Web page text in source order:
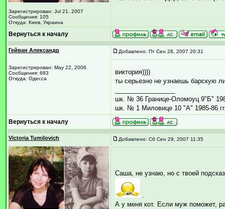
Зарегистрирован: Jul 21, 2007
Сообщения: 105
Откуда: Киев, Украина
Вернуться к началу
Гейван Александр
Зарегистрирован: May 22, 2006
Сообщения: 683
Откуда: Одесса
Добавлено: Пт Сен 28, 2007 20:31
виктория))))
ты серьезно не узнаешь барскую
шк. № 36 Границе-Оломоуц 9"Б"
шк. № 1 Миловице 10 "А" 1985-86
Вернуться к началу
Victoria Tumilovich Добавлено: Сб Сен 29, 2007 11:35
Саша, не узнаю, но с твоей
.
А у меня кот. Если муж поможет,